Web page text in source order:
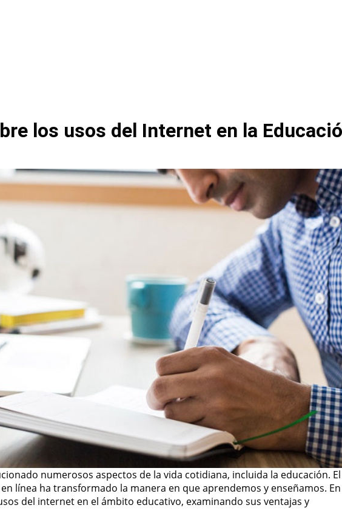
los usos del Internet en la
numerosos aspectos de la vida cotidiana, incluida la educación. El
línea ha transformado la manera en que aprendemos y enseñamos. En
del internet en el ámbito educativo, examinando sus ventajas y